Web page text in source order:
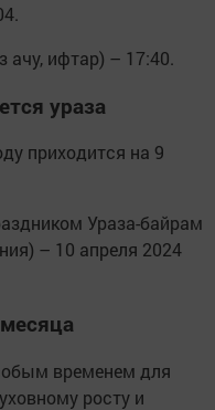
ачу, ифтар) – 17:40.
ураза
приходится на 9
Ураза-байрам
– 10 апреля 2024
временем для
росту и